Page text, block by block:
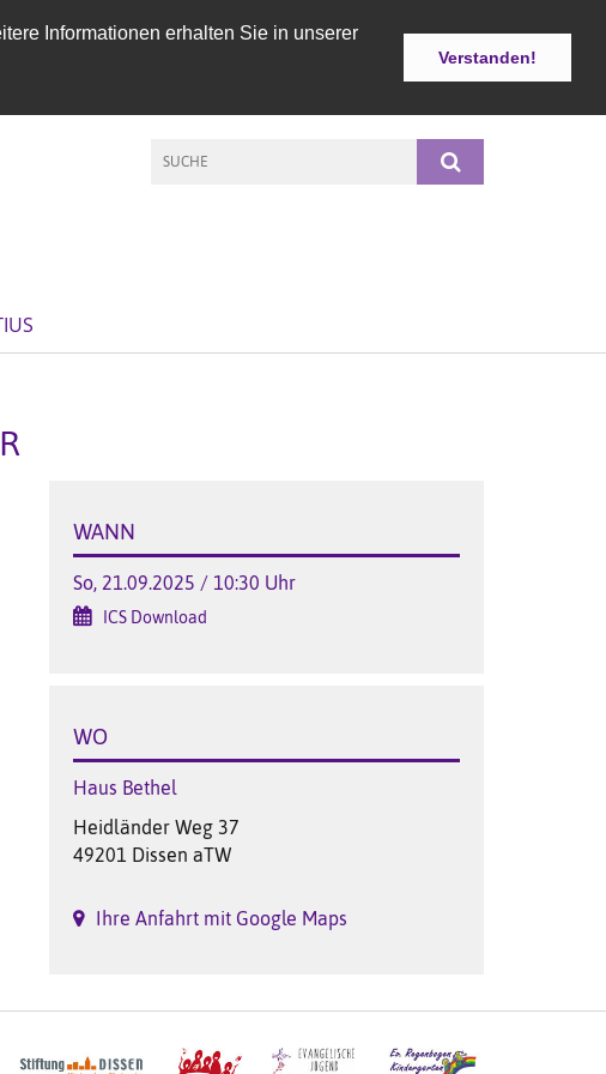
Informationen erhalten Sie in unserer
Verstanden!
WANN
So, 21.09.2025 / 10:30 Uhr
ICS Download
WO
Haus Bethel
Heidländer Weg 37
49201 Dissen aTW
Ihre Anfahrt mit Google Maps